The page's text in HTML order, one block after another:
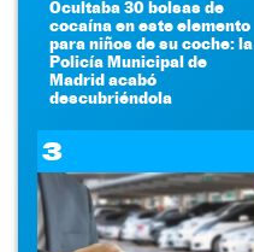
Ocultaba 30 bolsas de
cocaína en este elemento
para niños de su coche: la
Policía Municipal de
Madrid acabó
descubriéndola
3